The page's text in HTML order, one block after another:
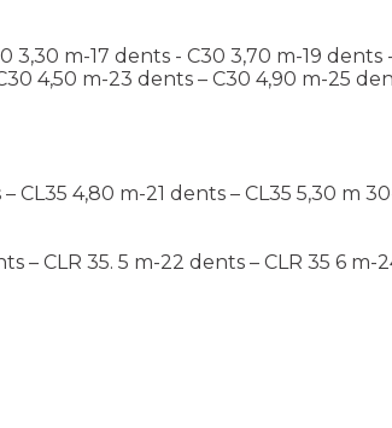
3,30 m-17 dents - C30 3,70 m-19 dents
4,50 m-23 dents – C30 4,90 m-25
CL35 4,80 m-21 dents – CL35 5,30 m
– CLR 35. 5 m-22 dents – CLR 35 6 m-